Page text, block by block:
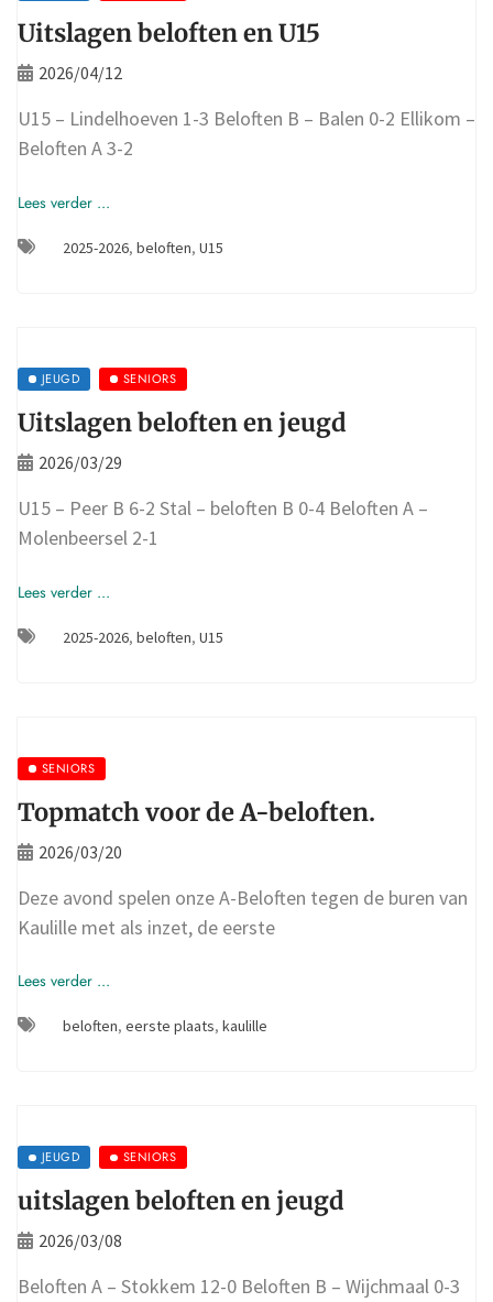
Uitslagen beloften en U15
2026/04/12
U15 – Lindelhoeven 1-3 Beloften B – Balen 0-2 Ellikom –
Beloften A 3-2
Lees verder ...
2025-2026, beloften, U15
JEUGD SENIORS
Uitslagen beloften en jeugd
2026/03/29
U15 – Peer B 6-2 Stal – beloften B 0-4 Beloften A –
Molenbeersel 2-1
Lees verder ...
2025-2026, beloften, U15
SENIORS
Topmatch voor de A-beloften.
2026/03/20
Deze avond spelen onze A-Beloften tegen de buren van
Kaulille met als inzet, de eerste
Lees verder ...
beloften, eerste plaats, kaulille
JEUGD SENIORS
uitslagen beloften en jeugd
2026/03/08
Beloften A – Stokkem 12-0 Beloften B – Wijchmaal 0-3